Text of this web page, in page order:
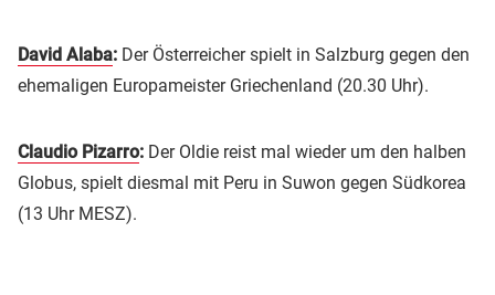
David Alaba: Der Österreicher spielt in Salzburg gegen den
ehemaligen Europameister Griechenland (20.30 Uhr).
Claudio Pizarro: Der Oldie reist mal wieder um den halben
Globus, spielt diesmal mit Peru in Suwon gegen Südkorea
(13 Uhr MESZ).